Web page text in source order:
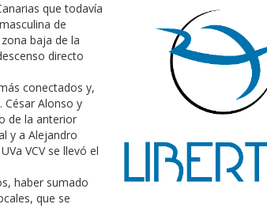
que todavía
de
baja de la
directo
conectados y,
Alonso y
de la anterior
y a Alejandro
VCV se llevó el
haber sumado
que se